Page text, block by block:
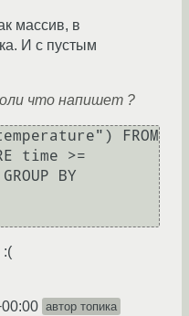
массив, в
И с пустым
что напишет ?
FROM
time >=
BY
:(
автор топика